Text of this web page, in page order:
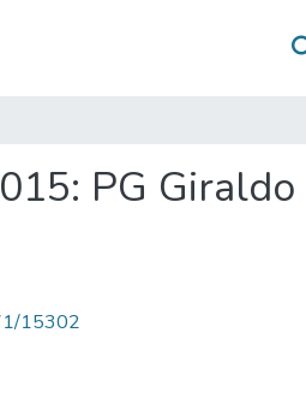
PG Giraldo
15302